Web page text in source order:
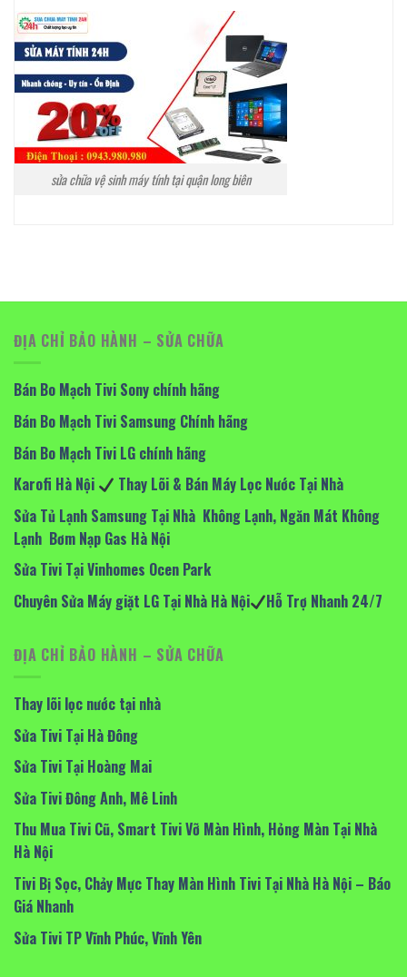
sửa chữa vệ sinh máy tính tại quận long biên
ĐỊA CHỈ BẢO HÀNH – SỬA CHỮA
Bán Bo Mạch Tivi Sony chính hãng
Bán Bo Mạch Tivi Samsung Chính hãng
Bán Bo Mạch Tivi LG chính hãng
Karofi Hà Nội
Thay Lõi & Bán Máy Lọc Nước Tại Nhà
Sửa Tủ Lạnh Samsung Tại Nhà Không Lạnh, Ngăn Mát Không
Lạnh Bơm Nạp Gas Hà Nội
Sửa Tivi Tại Vinhomes Ocen Park
Chuyên Sửa Máy giặt LG Tại Nhà Hà Nội
Hỗ Trợ Nhanh 24/7
ĐỊA CHỈ BẢO HÀNH – SỬA CHỮA
Thay lõi lọc nước tại nhà
Sửa Tivi Tại Hà Đông
Sửa Tivi Tại Hoàng Mai
Sửa Tivi Đông Anh, Mê Linh
Thu Mua Tivi Cũ, Smart Tivi Vỡ Màn Hình, Hỏng Màn Tại Nhà
Hà Nội
Tivi Bị Sọc, Chảy Mực Thay Màn Hình Tivi Tại Nhà Hà Nội – Báo
Giá Nhanh
Sửa Tivi TP Vĩnh Phúc, Vĩnh Yên